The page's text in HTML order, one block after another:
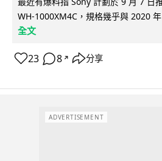
WH-1000XM4C，規格幾乎與 2020
全文
23 8 ↗ 分享
ADVERTISEMENT